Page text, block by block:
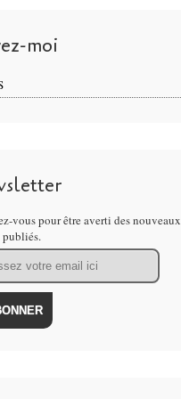
moi
vous pour être averti des nouveaux